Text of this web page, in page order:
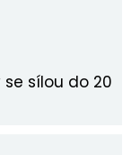
sílou do 20